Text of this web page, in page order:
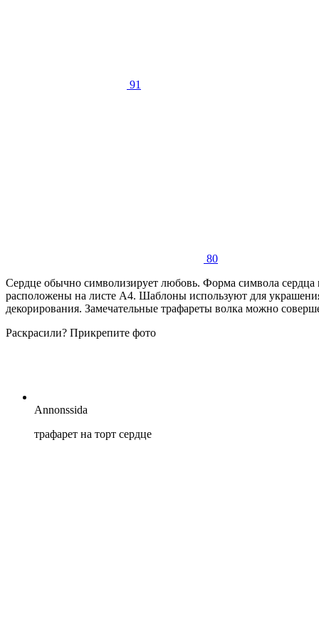
91
80
Сердце обычно символизирует любовь. Форма символа сердца
расположены на листе А4. Шаблоны используют для
декорирования. Замечательные трафареты волка можно
Раскрасили? Прикрепите фото
Annonssida
трафарет на торт сердце